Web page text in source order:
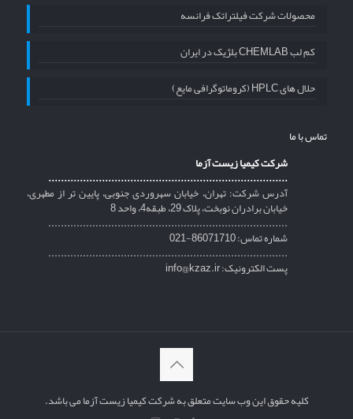
محصولات شرکت فیلتراتک فرانسه
کم لب CHEMLAB بلژیک در ایران
حلال های HPLC (کروماتوگرافی مایع)
تماس با ما
شرکت کیمیا زیست آزما
............................................................................
آدرس شرکت: تهران، خیابان سهروردی جنوبی، پایین تر از مطهری،
خیابان برادران نوبخت، پلاک 29، طبقه4، واحد 8
............................................................................
شماره تماس: 86071710-021
............................................................................
پست الکترونیک: info@kzaz.ir
کلیه حقوق این وب سایت متعلق به شرکت کیمیا زیست آزما می باشد.